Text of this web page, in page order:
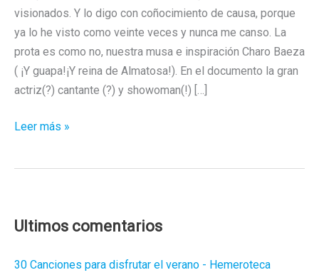
visionados. Y lo digo con coñocimiento de causa, porque
ya lo he visto como veinte veces y nunca me canso. La
prota es como no, nuestra musa e inspiración Charo Baeza
( ¡Y guapa!¡Y reina de Almatosa!). En el documento la gran
actriz(?) cantante (?) y showoman(!) […]
Aprende
Leer más »
Ultimos comentarios
30 Canciones para disfrutar el verano - Hemeroteca